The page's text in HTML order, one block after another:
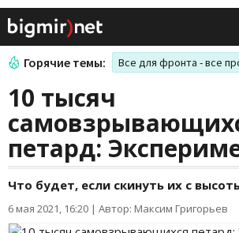
Горячие темы: Все для фронта - все
10 тысяч
петард:
Что будет, если скинуть их с
6 мая 2021, 16:20 | Автор: Максим Григорьев